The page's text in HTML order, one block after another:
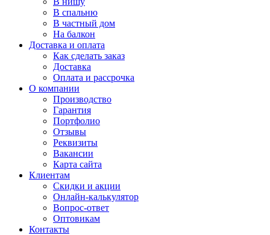
В спальню
В частный дом
На балкон
Доставка и оплата
Как сделать заказ
Доставка
Оплата и рассрочка
О компании
Производство
Гарантия
Портфолио
Отзывы
Реквизиты
Вакансии
Карта сайта
Клиентам
Скидки и акции
Онлайн-калькулятор
Вопрос-ответ
Оптовикам
Контакты